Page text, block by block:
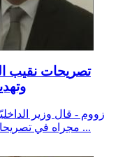
زووم - قال وزير
مجراه في تصريحات النقيب زياد فرج الله الذي نشر فيديو ...